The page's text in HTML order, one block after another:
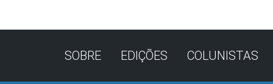
SOBRE EDIÇÕES COLUNISTAS